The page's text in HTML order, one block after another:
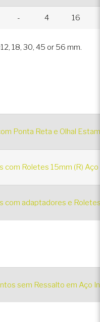
- 4 16
18, 30, 45 or 56 mm.
Ponta Reta e Olhal
com Roletes 15mm (R)
com adaptadores e
sem Ressalto em Aço